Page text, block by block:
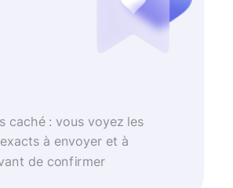
caché : vous voyez les
à envoyer et à
de confirmer